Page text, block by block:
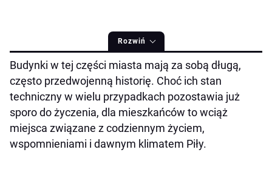
Rozwiń
Budynki w tej części miasta mają za sobą długą,
często przedwojenną historię. Choć ich stan
techniczny w wielu przypadkach pozostawia już
sporo do życzenia, dla mieszkańców to wciąż
miejsca związane z codziennym życiem,
wspomnieniami i dawnym klimatem Piły.